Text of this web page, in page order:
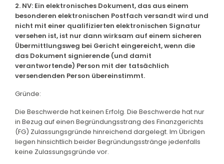
2. NV: Ein elektronisches Dokument, das aus einem
besonderen elektronischen Postfach versandt wird und
nicht mit einer qualifizierten elektronischen Signatur
versehen ist, ist nur dann wirksam auf einem sicheren
Übermittlungsweg bei Gericht eingereicht, wenn die
das Dokument signierende (und damit
verantwortende) Person mit der tatsächlich
versendenden Person übereinstimmt.
Gründe:
Die Beschwerde hat keinen Erfolg. Die Beschwerde hat nur
in Bezug auf einen Begründungsstrang des Finanzgerichts
(FG) Zulassungsgründe hinreichend dargelegt. Im Übrigen
liegen hinsichtlich beider Begründungsstränge jedenfalls
keine Zulassungsgründe vor.